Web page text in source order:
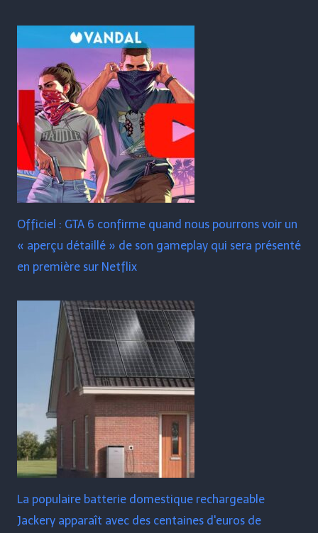
Officiel : GTA 6 confirme quand nous pourrons voir un
« aperçu détaillé » de son gameplay qui sera présenté
en première sur Netflix
La populaire batterie domestique rechargeable
Jackery apparaît avec des centaines d'euros de